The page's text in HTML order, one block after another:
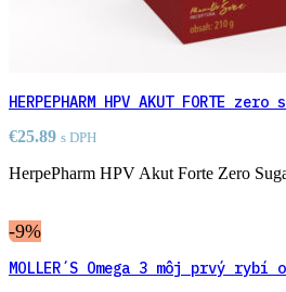
HERPEPHARM HPV AKUT FORTE
€25.89 s DPH
HerpePharm HPV Akut Forte Zero
-9%
MOLLER´S Omega 3 môj prvý